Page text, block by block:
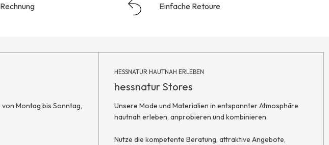
Einfache Retoure
Montag bis Sonntag,
HESSNATUR HAUTNAH ERLEBEN
hessnatur Stores
Unsere Mode und Materialien in entspannter Atmosphäre
hautnah erleben, anprobieren und kombinieren.
Nutze die kompetente Beratung, attraktive Angebote,